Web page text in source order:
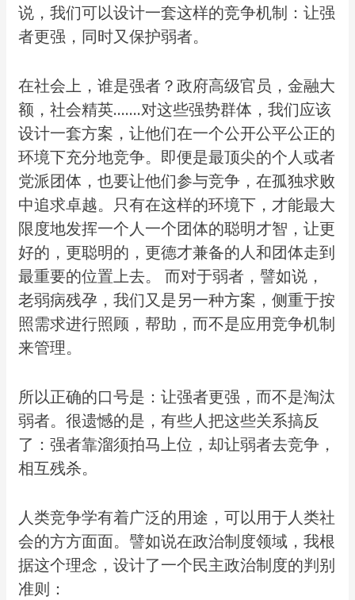
说，我们可以设计一套这样的竞争机制：让强
者更强，同时又保护弱者。
在社会上，谁是强者？政府高级官员，金融大
额，社会精英…….对这些强势群体，我们应该
设计一套方案，让他们在一个公开公平公正的
环境下充分地竞争。即便是最顶尖的个人或者
党派团体，也要让他们参与竞争，在孤独求败
中追求卓越。只有在这样的环境下，才能最大
限度地发挥一个人一个团体的聪明才智，让更
好的，更聪明的，更德才兼备的人和团体走到
最重要的位置上去。 而对于弱者，譬如说，
老弱病残孕，我们又是另一种方案，侧重于按
照需求进行照顾，帮助，而不是应用竞争机制
来管理。
所以正确的口号是：让强者更强，而不是淘汰
弱者。很遗憾的是，有些人把这些关系搞反
了：强者靠溜须拍马上位，却让弱者去竞争，
相互残杀。
人类竞争学有着广泛的用途，可以用于人类社
会的方方面面。譬如说在政治制度领域，我根
据这个理念，设计了一个民主政治制度的判别
准则：